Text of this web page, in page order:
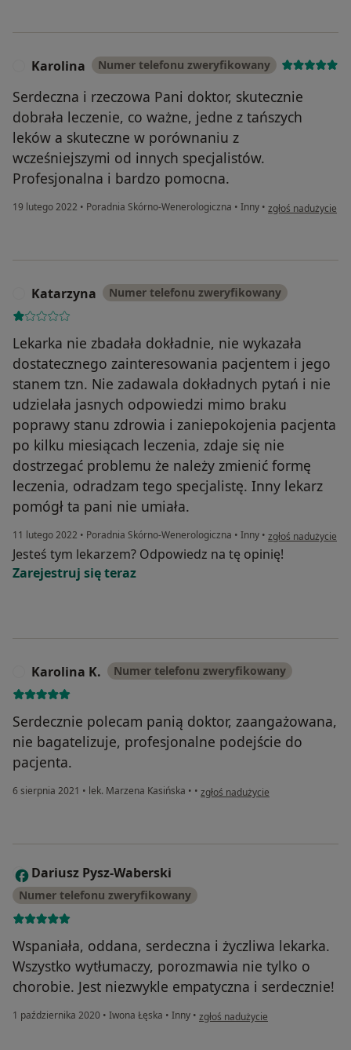
Karolina Numer telefonu zweryfikowany
Serdeczna i rzeczowa Pani doktor, skutecznie
dobrała leczenie, co ważne, jedne z tańszych
leków a skuteczne w porównaniu z
wcześniejszymi od innych specjalistów.
Profesjonalna i bardzo pomocna.
19 lutego 2022 • Poradnia Skórno-Wenerologiczna • Inny • w opinii
zgłoś nadużycie
Katarzyna Numer telefonu zweryfikowany
Lekarka nie zbadała dokładnie, nie wykazała
dostatecznego zainteresowania pacjentem i jego
stanem tzn. Nie zadawala dokładnych pytań i nie
udzielała jasnych odpowiedzi mimo braku
poprawy stanu zdrowia i zaniepokojenia pacjenta
po kilku miesiącach leczenia, zdaje się nie
dostrzegać problemu że należy zmienić formę
leczenia, odradzam tego specjalistę. Inny lekarz
pomógł ta pani nie umiała.
11 lutego 2022 • Poradnia Skórno-Wenerologiczna • Inny • w opinii
zgłoś nadużycie
Jesteś tym lekarzem? Odpowiedz na tę opinię!
Zarejestruj się teraz
Karolina K. Numer telefonu zweryfikowany
Serdecznie polecam panią doktor, zaangażowana,
nie bagatelizuje, profesjonalne podejście do
pacjenta.
6 sierpnia 2021 • lek. Marzena Kasińska • • w opinii użytkownika Karolina K.
zgłoś nadużycie
D Dariusz Pysz-Waberski
Numer telefonu zweryfikowany
Wspaniała, oddana, serdeczna i życzliwa lekarka.
Wszystko wytłumaczy, porozmawia nie tylko o
chorobie. Jest niezwykle empatyczna i serdecznie!
1 października 2020 • Iwona Łęska • Inny • w opinii użytkownika Dariusz
zgłoś nadużycie